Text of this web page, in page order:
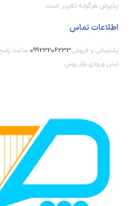
پذیرش هرگونه تغییر است.
اطلاعات تماس
پشتیبانی و فروش09923206233
نبش ورودی بازار روس